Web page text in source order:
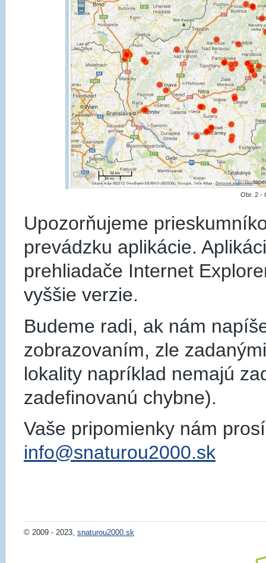
Obr. 2 -
Upozorňujeme
prevádzku aplikácie.
prehliadače Internet
vyššie verzie.
Budeme radi, ak nám
zobrazovaním, zle
lokality napríklad nemajú
zadefinovanú chybne).
Vaše pripomienky nám
info@snaturou2000.sk
© 2009 - 2023, snaturou2000.sk